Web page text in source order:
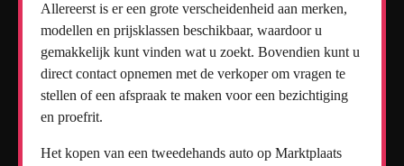
Allereerst is er een grote verscheidenheid aan merken,
modellen en prijsklassen beschikbaar, waardoor u
gemakkelijk kunt vinden wat u zoekt. Bovendien kunt u
direct contact opnemen met de verkoper om vragen te
stellen of een afspraak te maken voor een bezichtiging
en proefrit.
Het kopen van een tweedehands auto op Marktplaats